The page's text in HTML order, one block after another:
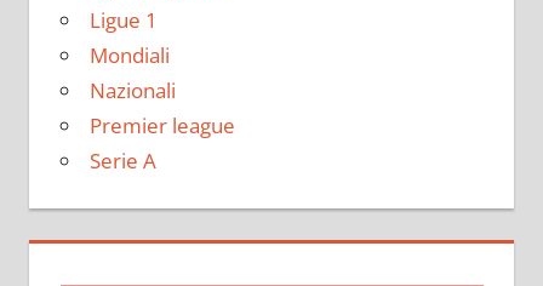
Ligue 1
Mondiali
Nazionali
Premier league
Serie A